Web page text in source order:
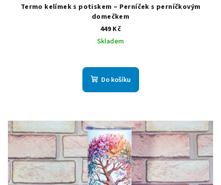
Termo kelímek s potiskem – Perníček s perníčkovým
domečkem
449 Kč
Skladem
Do košíku